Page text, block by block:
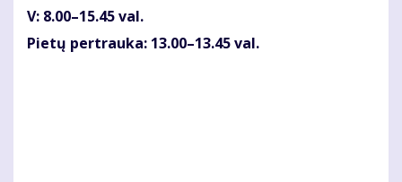
V: 8.00–15.45 val.
Pietų pertrauka: 13.00–13.45 val.